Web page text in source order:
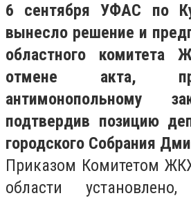
6 сентября УФАС по
вынесло решение и
областного
отмене акта,
антимонопольному
подтвердив позицию
городского Собрания
Приказом Комитетом
области